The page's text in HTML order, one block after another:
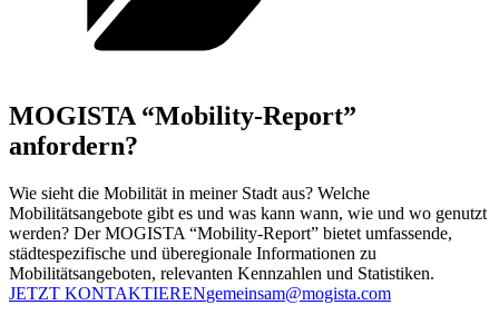
MOGISTA “Mobility-Report”
anfordern?
Wie sieht die Mobilität in meiner Stadt aus? Welche
Mobilitätsangebote gibt es und was kann wann, wie und wo genutzt
werden? Der MOGISTA “Mobility-Report” bietet umfassende,
städtespezifische und überegionale Informationen zu
Mobilitätsangeboten, relevanten Kennzahlen und Statistiken.
JETZT KONTAKTIERENgemeinsam@mogista.com